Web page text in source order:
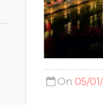
On 05/